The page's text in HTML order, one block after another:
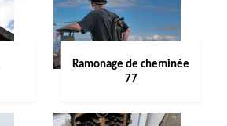
Ramonage de cheminée
77